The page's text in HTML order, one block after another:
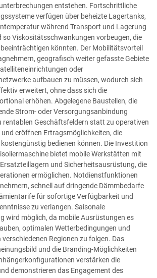
entstehen. Fortschrittliche
verfügen über beheizte Lagertanks,
während Transport und Lagerung
so Viskositätsschwankungen vorbeugen, die
könnten. Der Mobilitätsvorteil
geografisch weiter gefasste Gebiete
oder
aufbauen zu müssen, wodurch sich
erweitert, ohne dass sich die
erhöhen. Abgelegene Baustellen, die
Strom- oder Versorgungsanbindung
rentablen Geschäftsfeldern statt zu operativen
eröffnen Ertragsmöglichkeiten, die
bedienen können. Die Investition
bietet mobile Werkstätten mit
und Sicherheitsausrüstung, die
ermöglichen. Notdienstfunktionen
schnell auf dringende Dämmbedarfe
für sofortige Verfügbarkeit und
zu verlangen. Saisonale
wird möglich, da mobile Ausrüstungen es
optimalen Wetterbedingungen und
Regionen zu folgen. Das
und die Branding-Möglichkeiten
verstärken die
demonstrieren das Engagement des